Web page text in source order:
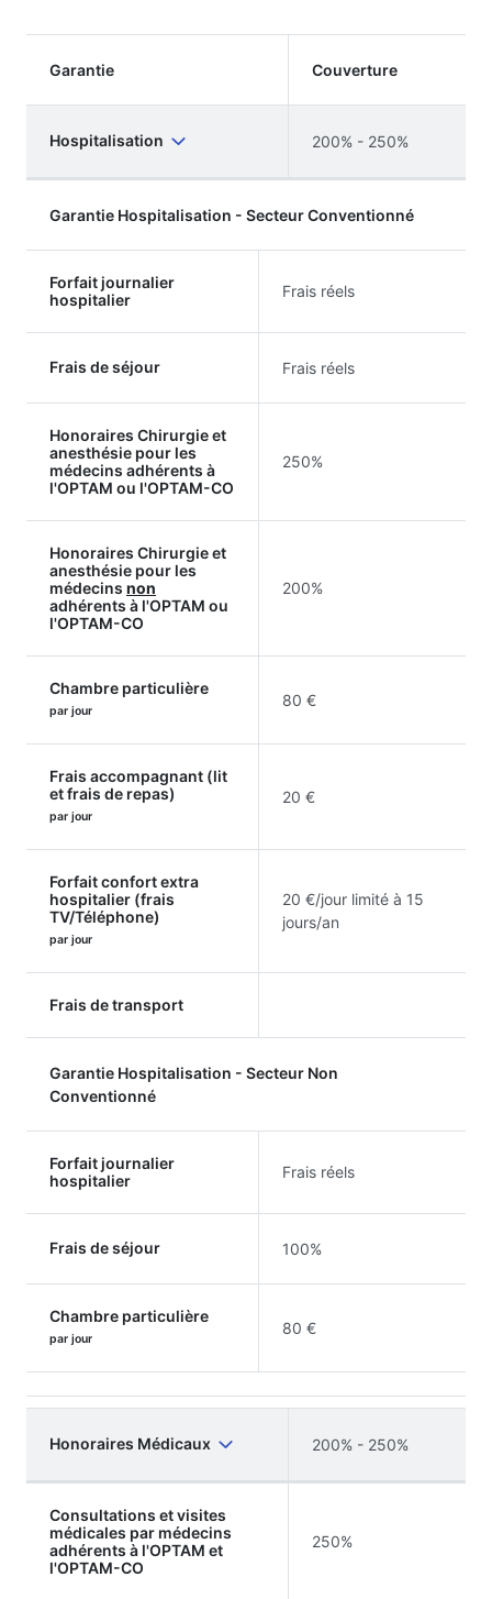
Garantie Couverture
Hospitalisation 200% - 250%
Garantie Hospitalisation - Secteur Conventionné
Forfait journalier
hospitalier
Frais réels
Frais de séjour Frais réels
Honoraires Chirurgie et
anesthésie pour les
médecins adhérents à
l'OPTAM ou l'OPTAM-CO
250%
Honoraires Chirurgie et
anesthésie pour les
médecins non
adhérents à l'OPTAM ou
l'OPTAM-CO
200%
Chambre particulière
par jour
80 €
Frais accompagnant (lit
et frais de repas)
par jour
20 €
Forfait confort extra
hospitalier (frais
TV/Téléphone)
par jour
20 €/jour limité à 15
jours/an
Frais de transport
Garantie Hospitalisation - Secteur Non
Conventionné
Forfait journalier
hospitalier
Frais réels
Frais de séjour 100%
Chambre particulière
par jour
80 €
Honoraires Médicaux 200% - 250%
Consultations et visites
médicales par médecins
adhérents à l'OPTAM et
l'OPTAM-CO
250%